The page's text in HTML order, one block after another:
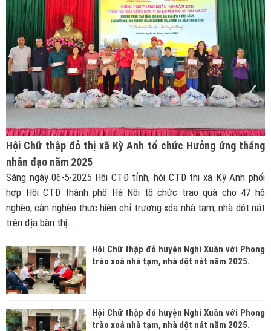
Hội Chữ thập đỏ thị xã Kỳ Anh tổ chức Hưởng ứng tháng
nhân đạo năm 2025
Sáng ngày 06-5-2025 Hội CTĐ tỉnh, hội CTĐ thị xã Kỳ Anh phối
hợp Hội CTĐ thành phố Hà Nội tổ chức trao quà cho 47 hộ
nghèo, cận nghèo thực hiện chỉ trương xóa nhà tạm, nhà dột nát
trên địa bàn thị...
Hội Chữ thập đỏ huyện Nghi Xuân với Phong
trào xoá nhà tạm, nhà dột nát năm 2025.
Hội Chữ thập đỏ huyện Nghi Xuân với Phong
trào xoá nhà tạm, nhà dột nát năm 2025.